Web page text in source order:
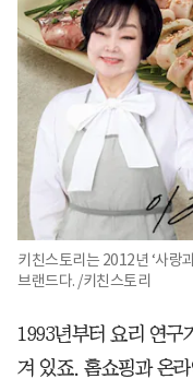
키친스토리는 2012년 ‘사랑
브랜드다. /키친스토리
1993년부터 요리 연구
겨 있죠. 홈쇼핑과 온